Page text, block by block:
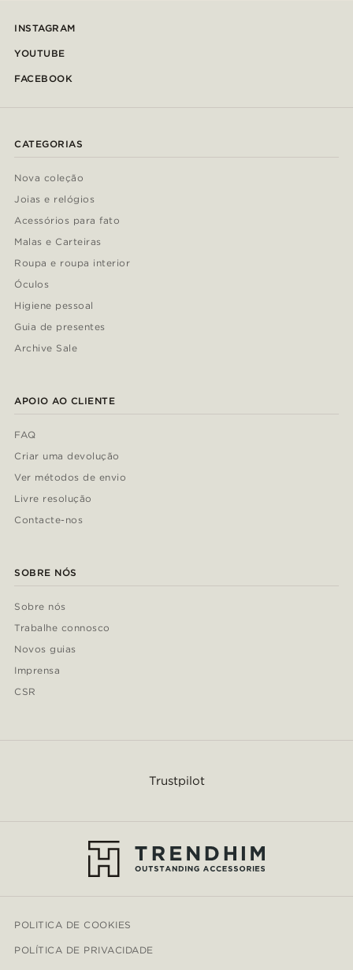
INSTAGRAM
YOUTUBE
FACEBOOK
CATEGORIAS
Nova coleção
Joias e relógios
Acessórios para fato
Malas e Carteiras
Roupa e roupa interior
Óculos
Higiene pessoal
Guia de presentes
Archive Sale
APOIO AO CLIENTE
FAQ
Criar uma devolução
Ver métodos de envio
Livre resolução
Contacte-nos
SOBRE NÓS
Sobre nós
Trabalhe connosco
Novos guias
Imprensa
CSR
Trustpilot
POLITICA DE COOKIES
POLÍTICA DE PRIVACIDADE